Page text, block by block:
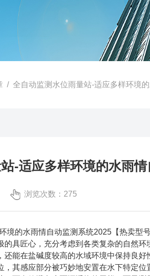
/ 全自动监测水位雨量站-适应多样环境
-适应多样环境的水雨情
浏览次数：275
境的水雨情自动监测系统2025【热卖
的具匠心，充分考虑到各类复杂的自然
还能在盐碱度较高的水域环境中保持良
，其感应部分被巧妙地安置在水下特定